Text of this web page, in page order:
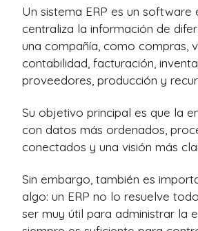
Un sistema ERP es un software
centraliza la información de
una compañía, como compras,
contabilidad, facturación,
proveedores, producción y
Su objetivo principal es que la
con datos más ordenados,
conectados y una visión más
Sin embargo, también es
algo: un ERP no lo resuelve
ser muy útil para administrar la